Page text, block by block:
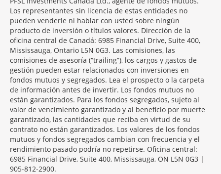
Los representantes sin licencia de estas entidades no
pueden venderle ni hablar con usted sobre ningún
producto de inversión o títulos valores. Dirección de la
oficina central de Canadá: 6985 Financial Drive, Suite 400,
Mississauga, Ontario L5N 0G3. Las comisiones, las
comisiones de asesoría (“trailing”), los cargos y gastos de
gestión pueden estar relacionados con inversiones en
fondos mutuos y segregados. Lea el prospecto o la carpeta
de información antes de invertir. Los fondos mutuos no
están garantizados. Para los fondos segregados, sujeto al
valor de vencimiento garantizado y al beneficio por muerte
garantizado, las cantidades que reciba en virtud de su
contrato no están garantizados. Los valores de los fondos
mutuos y fondos segregados cambian con frecuencia y el
rendimiento pasado podría no repetirse. Oficina central:
6985 Financial Drive, Suite 400, Mississauga, ON L5N 0G3 |
905-812-2900.